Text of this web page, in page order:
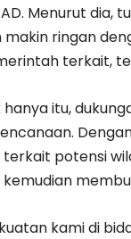
AD. Menurut dia,
makin ringan
terkait,
hanya itu,
terkait potensi
kemudian
kami di